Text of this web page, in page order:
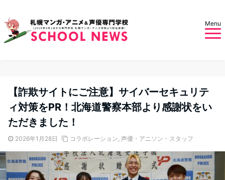
Menu
【詐欺サイトにご注意】サイバーセキュリテ
ィ対策をPR！北海道警察本部より感謝状をい
ただきました！
2026年1月28日 コラボレーション, 声優・アニソン・スタッフ